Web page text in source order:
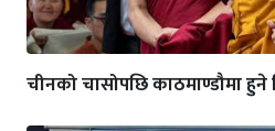
चीनको चासोपछि काठमाण्डौमा